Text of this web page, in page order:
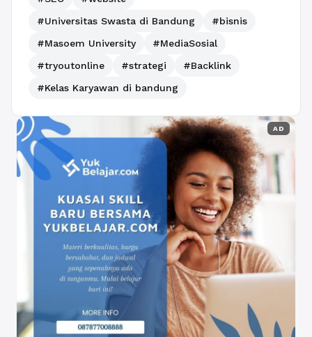
#Universitas Swasta di Bandung
#bisnis
#Masoem University
#MediaSosial
#tryoutonline
#strategi
#Backlink
#Kelas Karyawan di bandung
AD